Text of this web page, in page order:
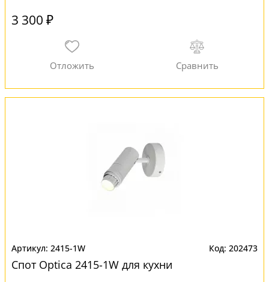
3 300 ₽
2415-1W 202473
Спот Optica 2415-1W для кухни